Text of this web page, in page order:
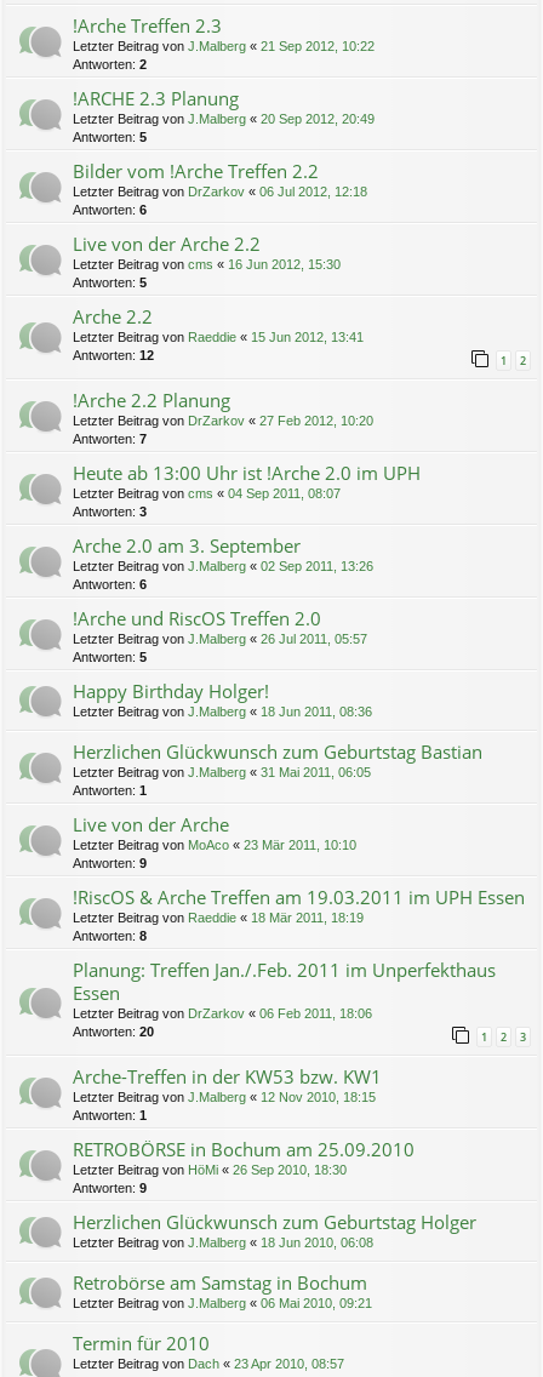
!Arche Treffen 2.3
Letzter Beitrag von J.Malberg « 21 Sep 2012, 10:22
Antworten: 2
!ARCHE 2.3 Planung
Letzter Beitrag von J.Malberg « 20 Sep 2012, 20:49
Antworten: 5
Bilder vom !Arche Treffen 2.2
Letzter Beitrag von DrZarkov « 06 Jul 2012, 12:18
Antworten: 6
Live von der Arche 2.2
Letzter Beitrag von cms « 16 Jun 2012, 15:30
Antworten: 5
Arche 2.2
Letzter Beitrag von Raeddie « 15 Jun 2012, 13:41
Antworten: 12 1 2
!Arche 2.2 Planung
Letzter Beitrag von DrZarkov « 27 Feb 2012, 10:20
Antworten: 7
Heute ab 13:00 Uhr ist !Arche 2.0 im UPH
Letzter Beitrag von cms « 04 Sep 2011, 08:07
Antworten: 3
Arche 2.0 am 3. September
Letzter Beitrag von J.Malberg « 02 Sep 2011, 13:26
Antworten: 6
!Arche und RiscOS Treffen 2.0
Letzter Beitrag von J.Malberg « 26 Jul 2011, 05:57
Antworten: 5
Happy Birthday Holger!
Letzter Beitrag von J.Malberg « 18 Jun 2011, 08:36
Herzlichen Glückwunsch zum Geburtstag Bastian
Letzter Beitrag von J.Malberg « 31 Mai 2011, 06:05
Antworten: 1
Live von der Arche
Letzter Beitrag von MoAco « 23 Mär 2011, 10:10
Antworten: 9
!RiscOS & Arche Treffen am 19.03.2011 im UPH Essen
Letzter Beitrag von Raeddie « 18 Mär 2011, 18:19
Antworten: 8
Planung: Treffen Jan./.Feb. 2011 im Unperfekthaus
Essen
Letzter Beitrag von DrZarkov « 06 Feb 2011, 18:06
Antworten: 20 1 2 3
Arche-Treffen in der KW53 bzw. KW1
Letzter Beitrag von J.Malberg « 12 Nov 2010, 18:15
Antworten: 1
RETROBÖRSE in Bochum am 25.09.2010
Letzter Beitrag von HöMi « 26 Sep 2010, 18:30
Antworten: 9
Herzlichen Glückwunsch zum Geburtstag Holger
Letzter Beitrag von J.Malberg « 18 Jun 2010, 06:08
Retrobörse am Samstag in Bochum
Letzter Beitrag von J.Malberg « 06 Mai 2010, 09:21
Termin für 2010
Letzter Beitrag von Dach « 23 Apr 2010, 08:57